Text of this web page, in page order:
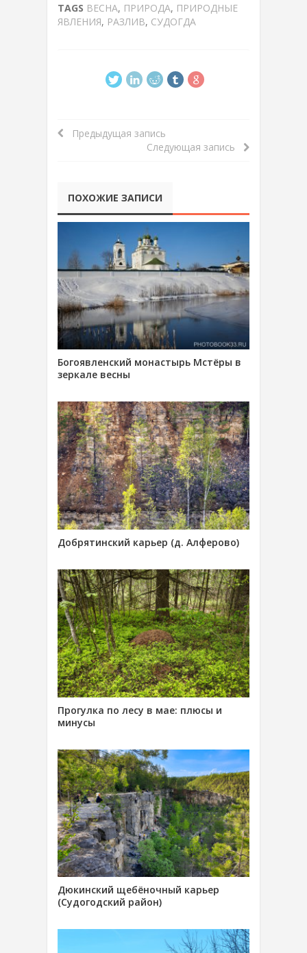
TAGS ВЕСНА, ПРИРОДА, ПРИРОДНЫЕ
ЯВЛЕНИЯ, РАЗЛИВ, СУДОГДА
Предыдущая запись
Следующая запись
ПОХОЖИЕ ЗАПИСИ
Богоявленский монастырь Мстёры в
зеркале весны
Добрятинский карьер (д. Алферово)
Прогулка по лесу в мае: плюсы и
минусы
Дюкинский щебёночный карьер
(Судогодский район)